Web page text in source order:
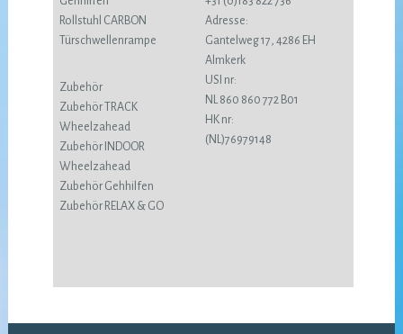
Rollstuhl CARBON
Türschwellenrampe
Zubehör
Zubehör TRACK
Wheelzahead
Zubehör INDOOR
Wheelzahead
Zubehör Gehhilfen
Zubehör RELAX & GO
Adresse:
Gantelweg 17, 4286 EH
Almkerk
USI nr:
NL 860 860 772 B01
HK nr:
(NL)76979148